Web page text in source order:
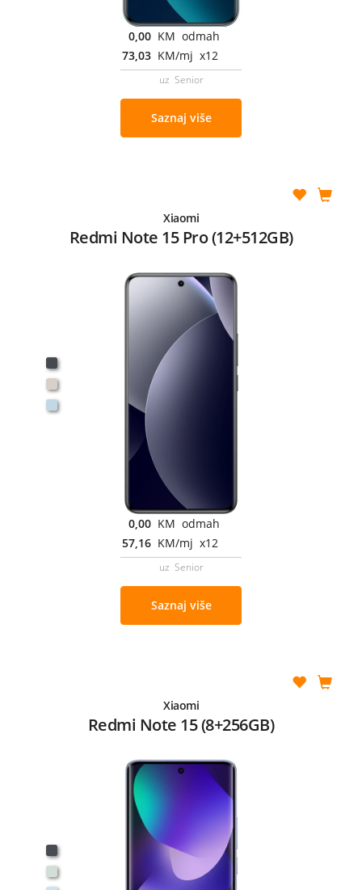
0,00 KM odmah
73,03 KM/mj x12
uz Senior
Saznaj više
Xiaomi
Redmi Note 15 Pro (12+512GB)
0,00 KM odmah
57,16 KM/mj x12
uz Senior
Saznaj više
Xiaomi
Redmi Note 15 (8+256GB)